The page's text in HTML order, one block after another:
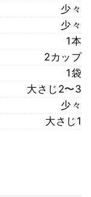
少々
少々
1本
2カップ
1袋
大さじ2〜3
少々
大さじ1